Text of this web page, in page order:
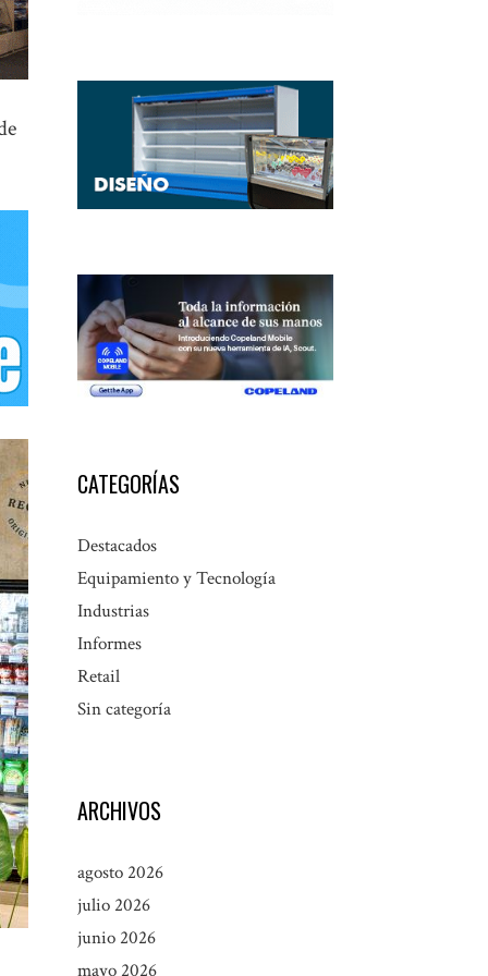
CATEGORÍAS
Destacados
Equipamiento y Tecnología
Industrias
Informes
Retail
Sin categoría
ARCHIVOS
agosto 2026
julio 2026
junio 2026
mayo 2026